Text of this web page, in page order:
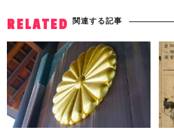
RELATED 関連する記事